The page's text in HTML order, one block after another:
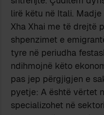
lirë këtu në Itali.
Xha Xhai me të drejtë
shpenzimet e
tyre në periudha
ndihmojnë këto
pas jep përgjigjen e
pyetje: A është vërtet
specializohet në